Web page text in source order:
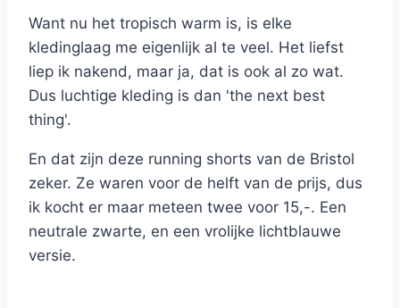
Want nu het tropisch warm is, is elke
kledinglaag me eigenlijk al te veel. Het liefst
liep ik nakend, maar ja, dat is ook al zo wat.
Dus luchtige kleding is dan 'the next best
thing'.
En dat zijn deze running shorts van de Bristol
zeker. Ze waren voor de helft van de prijs, dus
ik kocht er maar meteen twee voor 15,-. Een
neutrale zwarte, en een vrolijke lichtblauwe
versie.